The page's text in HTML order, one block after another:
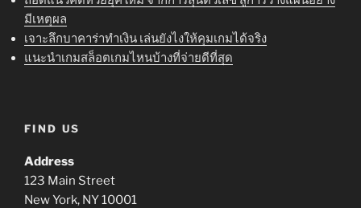
มีเหตุผล
เจาะลึกบาคาร่าทำเงิน เล่นยังไงให้คุมเกมได้จริง
แนะนำเกมสล็อตเกมไหนบ้างที่จ่ายดีที่สุด
FIND US
Address
123 Main Street
New York, NY 10001